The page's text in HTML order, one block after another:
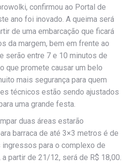
confirmou ao Portal de
ano foi inovado. A queima será
de uma embarcação que ficará
da margem, bem em frente ao
serão entre 7 e 10 minutos de
que promete causar um belo
mais segurança para quem
técnicos estão sendo ajustados
uma grande festa.
duas áreas estarão
barraca de até 3×3 metros é de
ingressos para o complexo de
partir de 21/12, será de R$ 18,00.